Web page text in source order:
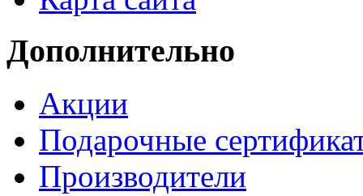
Дополнительно
Акции
Подарочные
Производители